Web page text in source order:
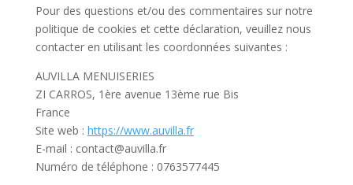
Pour des questions et/ou des commentaires sur notre
politique de cookies et cette déclaration, veuillez nous
contacter en utilisant les coordonnées suivantes :
AUVILLA MENUISERIES
ZI CARROS, 1ère avenue 13ème rue Bis
France
Site web : https://www.auvilla.fr
E-mail : contact@auvilla.fr
Numéro de téléphone : 0763577445